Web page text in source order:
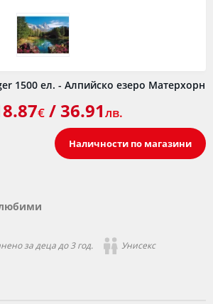
1500 ел. - Алпийско езеро Матерхорн
за деца до 3 год. Унисекс
€/ 36.91лв.
Наличности по магазини